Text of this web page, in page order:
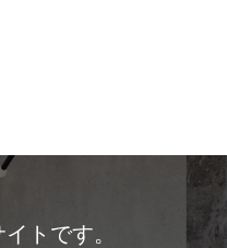
トです。